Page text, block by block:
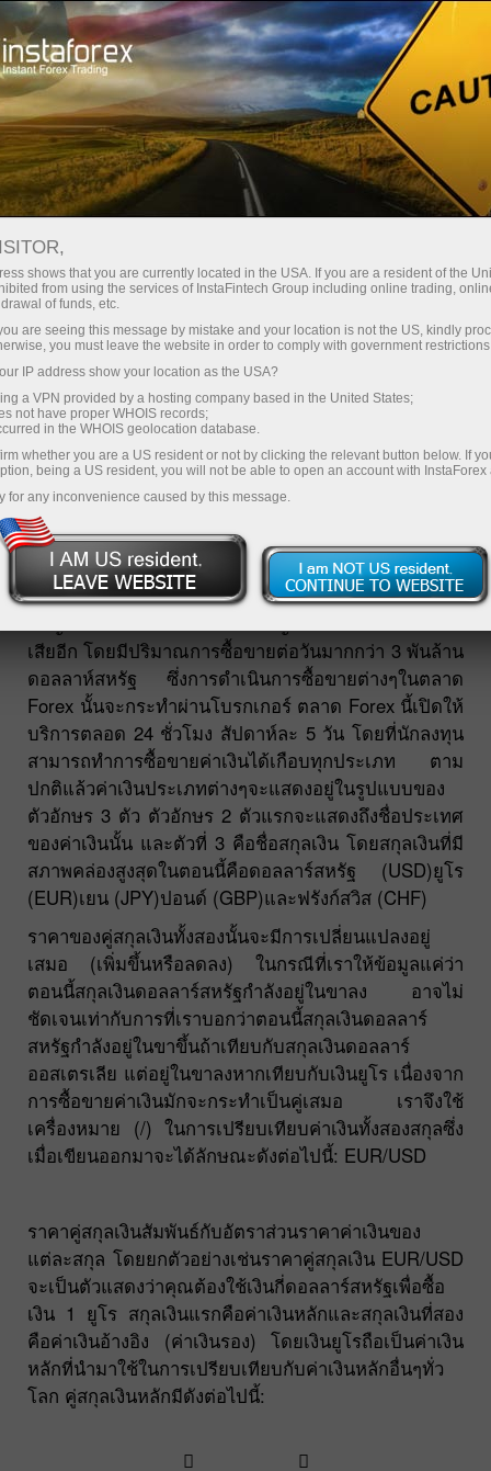
สำหรับผู้เริ่มต้นใหม่
ข้อมูลที่เป็นประโยชน์
คู่สกุลเงินในฟอเร็กซ์:รหัสและ
สัญลักษณ์
เปิดบัญชีซื้อขาย
เปิดบัญชีเดโม่
FOREXคือการซื้อค่าเงินหนึ่งและขายค่าเงินอีกประเภท
ในเวลาเดียวกันตลาด Forex เป็นตลาดการเงินขนาด
เสียอีก โดยมีปริมาณการซื้อขายต่อวันมากกว่า 3 พันล้าน
ดอลลาห์สหรัฐ ซึ่งการดำเนินการซื้อขายต่างๆในตลาด
Forex นั้นจะกระทำผ่านโบรกเกอร์ ตลาด Forex นี้เปิดให้
บริการตลอด 24 ชั่วโมง สัปดาห์ละ 5 วัน โดยที่นักลงทุน
สามารถทำการซื้อขายค่าเงินได้เกือบทุกประเภท ตาม
ปกติแล้วค่าเงินประเภทต่างๆจะแสดงอยู่ในรูปแบบของ
ตัวอักษร 3 ตัว ตัวอักษร 2 ตัวแรกจะแสดงถึงชื่อประเทศ
ของค่าเงินนั้น และตัวที่ 3 คือชื่อสกุลเงิน โดยสกุลเงินที่มี
สภาพคล่องสูงสุดในตอนนี้คือดอลลาร์สหรัฐ (USD)ยูโร
(EUR)เยน (JPY)ปอนด์ (GBP)และฟรังก์สวิส (CHF)
ราคาของคู่สกุลเงินทั้งสองนั้นจะมีการเปลี่ยนแปลงอยู่
เสมอ (เพิ่มขึ้นหรือลดลง) ในกรณีที่เราให้ข้อมูลแค่ว่า
ตอนนี้สกุลเงินดอลลาร์สหรัฐกำลังอยู่ในขาลง อาจไม่
ชัดเจนเท่ากับการที่เราบอกว่าตอนนี้สกุลเงินดอลลาร์
สหรัฐกำลังอยู่ในขาขึ้นถ้าเทียบกับสกุลเงินดอลลาร์
ออสเตรเลีย แต่อยู่ในขาลงหากเทียบกับเงินยูโร เนื่องจาก
การซื้อขายค่าเงินมักจะกระทำเป็นคู่เสมอ เราจึงใช้
เครื่องหมาย (/) ในการเปรียบเทียบค่าเงินทั้งสองสกุลซึ่ง
เมื่อเขียนออกมาจะได้ลักษณะดังต่อไปนี้: EUR/USD
ราคาคู่สกุลเงินสัมพันธ์กับอัตราส่วนราคาค่าเงินของ
แต่ละสกุล โดยยกตัวอย่างเช่นราคาคู่สกุลเงิน EUR/USD
จะเป็นตัวแสดงว่าคุณต้องใช้เงินกี่ดอลลาร์สหรัฐเพื่อซื้อ
เงิน 1 ยูโร สกุลเงินแรกคือค่าเงินหลักและสกุลเงินที่สอง
คือค่าเงินอ้างอิง (ค่าเงินรอง) โดยเงินยูโรถือเป็นค่าเงิน
หลักที่นำมาใช้ในการเปรียบเทียบกับค่าเงินหลักอื่นๆทั่ว
โลก คู่สกุลเงินหลักมีดังต่อไปนี้:
shows that you are currently located in the USA. If you are a resident of the
from using the services of InstaFintech Group including online trading,
of funds, etc.
are seeing this message by mistake and your location is not the US, kindly
you must leave the website in order to comply with government
IP address show your location as the USA?
a VPN provided by a hosting company based in the United States;
not have proper WHOIS records;
in the WHOIS geolocation database.
whether you are a US resident or not by clicking the relevant button below. If
being a US resident, you will not be able to open an account with InstaForex
for any inconvenience caused by this message.